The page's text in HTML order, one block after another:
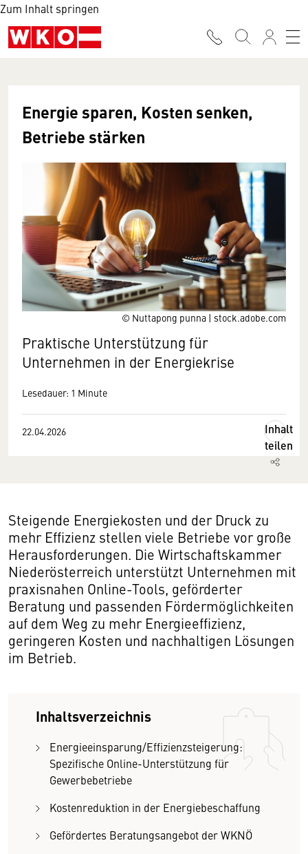
Zum Inhalt springen
© Nuttapong punna | stock.adobe.com
Energie sparen, Kosten senken,
Betriebe stärken
Praktische Unterstützung für
Unternehmen in der Energiekrise
Lesedauer: 1 Minute
22.04.2026
Inhalt
teilen
Steigende Energiekosten und der Druck zu
mehr Effizienz stellen viele Betriebe vor große
Herausforderungen. Die Wirtschaftskammer
Niederösterreich unterstützt Unternehmen mit
praxisnahen Online-Tools, geförderter
Beratung und passenden Fördermöglichkeiten
auf dem Weg zu mehr Energieeffizienz,
geringeren Kosten und nachhaltigen Lösungen
im Betrieb.
Inhaltsverzeichnis
Energieeinsparung/Effizienzsteigerung:
Spezifische Online-Unterstützung für
Gewerbebetriebe
Kostenreduktion in der Energiebeschaffung
Gefördertes Beratungsangebot der WKNÖ